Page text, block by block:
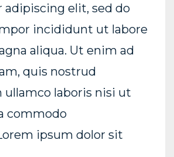
elit, sed do
incididunt ut labore
aliqua. Ut enim ad
quis nostrud
laboris nisi ut
commodo
ipsum dolor sit